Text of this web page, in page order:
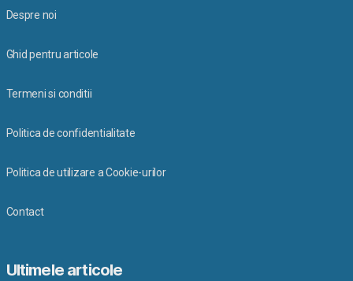
Despre noi
Ghid pentru articole
Termeni si conditii
Politica de confidentialitate
Politica de utilizare a Cookie-urilor
Contact
Ultimele articole